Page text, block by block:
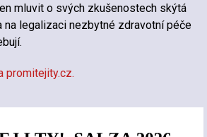
mluvit o svých zkušenostech skýtá
na legalizaci nezbytné zdravotní péče
promitejity.cz.